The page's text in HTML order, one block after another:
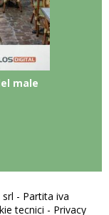
male
- Partita iva
tecnici - Privacy